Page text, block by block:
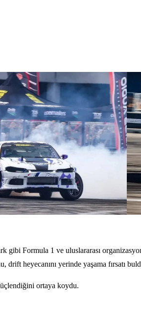
Formula 1 ve uluslararası
heyecanını yerinde yaşama fırsatı
ortaya koydu.